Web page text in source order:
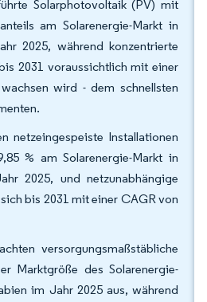
Solarphotovoltaik (PV) mit
am Solarenergie-Markt in
2025, während konzentrierte
2031 voraussichtlich mit einer
wird - dem schnellsten
netzeingespeiste Installationen
% am Solarenergie-Markt in
2025, und netzunabhängige
bis 2031 mit einer CAGR von
versorgungsmaßstäbliche
Marktgröße des Solarenergie-
im Jahr 2025 aus, während